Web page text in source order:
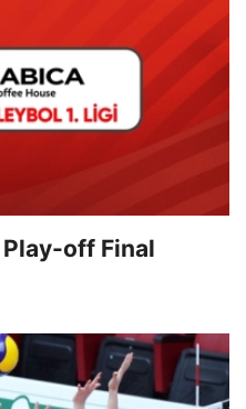
Play-off Final